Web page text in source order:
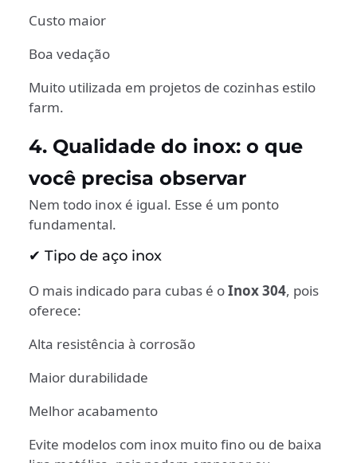
Custo maior
Boa vedação
Muito utilizada em projetos de cozinhas estilo
farm.
4. Qualidade do inox: o que
você precisa observar
Nem todo inox é igual. Esse é um ponto
fundamental.
✔ Tipo de aço inox
O mais indicado para cubas é oInox 304, pois
oferece:
Alta resistência à corrosão
Maior durabilidade
Melhor acabamento
Evite modelos com inox muito fino ou de baixa